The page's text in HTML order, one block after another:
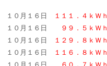
１０月１６日
１１１．４ｋＷｈ
１０月１６日
９９．５ｋＷｈ
１０月１６日
１２９．８ｋＷｈ
１０月１６日
１１６．８ｋＷｈ